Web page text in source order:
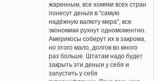
жаренным, все хомяки всех стран
понесут деньги в "самую
надёжную валюту мира", все
экономики рухнут одномоментно.
Америкосы соберут их в закрома,
но этого мало, долгов во много
раз больше. Штатам надо будет
закрыть эти деньги у себя и
запустить у себя